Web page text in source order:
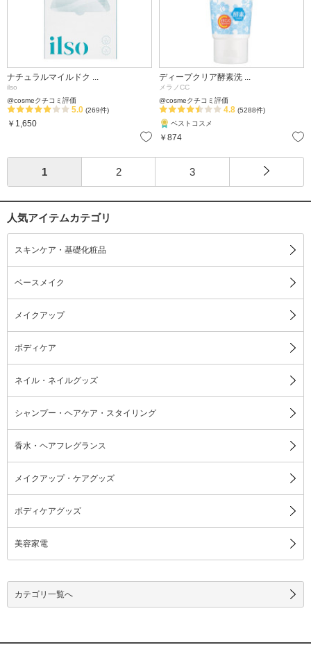
ナチュラルマイルドク ...
ilso
@cosmeクチコミ評価
5.0 (269件)
￥1,650
お気に入り
ディープクリア酵素洗 ...
メラノCC
@cosmeクチコミ評価
4.8 (5288件)
ベストコスメ
￥874
1 2 3
人気アイテムカテゴリ
スキンケア・基礎化粧品
ベースメイク
メイクアップ
ボディケア
ネイル・ネイルグッズ
シャンプー・ヘアケア・スタイリング
香水・ヘアフレグランス
メイクアップ・ケアグッズ
ボディケアグッズ
美容家電
カテゴリ一覧へ